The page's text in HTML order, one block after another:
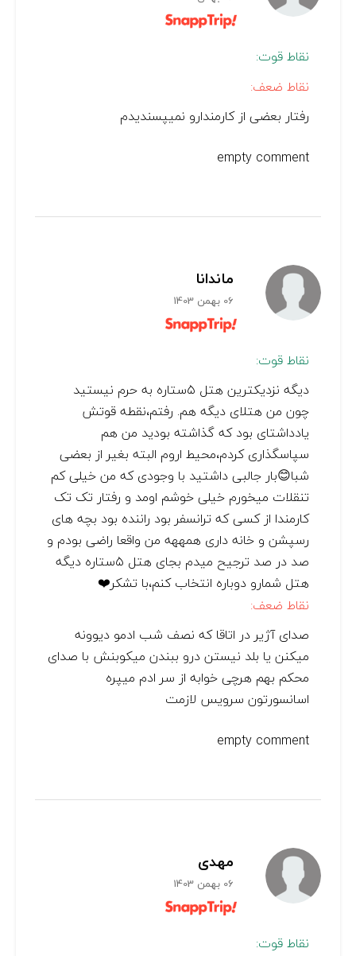
نقاط قوت:
نقاط ضعف:
رفتار بعضی از کارمندارو نمیپسندیدم
empty comment
ماندانا
06 بهمن 1403
نقاط قوت:
دیگه نزدیکترین هتل ۵ستاره به حرم نیستید
چون من هتلای دیگه هم. رفتم،نقطه قوتش
یادداشتای بود که گذاشته بودید من هم
سپاسگذاری کردم،محیط اروم البته بغیر از بعضی
شبا😊بار جالبی داشتید با وجودی که من خیلی کم
تنقلات میخورم خیلی خوشم اومد و رفتار تک تک
کارمندا از کسی که ترانسفر بود راننده بود بچه های
رسپشن و خانه داری همههه من واقعا راضی بودم و
صد در صد ترجیح میدم بجای هتل ۵ستاره دیگه
هتل شمارو دوباره انتخاب کنم،با تشکر❤️
نقاط ضعف:
صدای آژیر در اتاقا که نصف شب ادمو دیوونه
میکنن یا بلد نیستن درو ببندن میکوبنش با صدای
محکم بهم هرچی خوابه از سر ادم میپره
اسانسورتون سرویس لازمت
empty comment
مهدی
06 بهمن 1403
نقاط قوت: